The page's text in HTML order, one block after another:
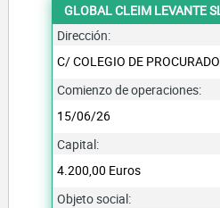
GLOBAL CLEIM LEVANTE
Dirección:
C/ COLEGIO DE
Comienzo de operaciones:
15/06/26
Capital:
4.200,00 Euros
Objeto social: